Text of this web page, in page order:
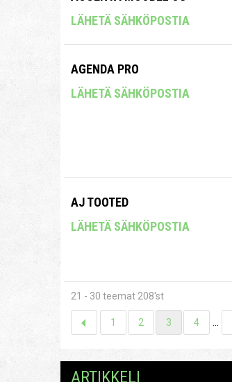
LÄHETÄ SÄHKÖPOSTIA
AGENDA PRO
LÄHETÄ SÄHKÖPOSTIA
AJ TOOTED
LÄHETÄ SÄHKÖPOSTIA
21 - 30 teemat 208'st
1 2 3 4
ARTIKKELI